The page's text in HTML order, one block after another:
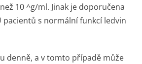
10 ^g/ml. Jinak je doporučena
pacientů s normální funkcí ledvin
denně, a v tomto případě může